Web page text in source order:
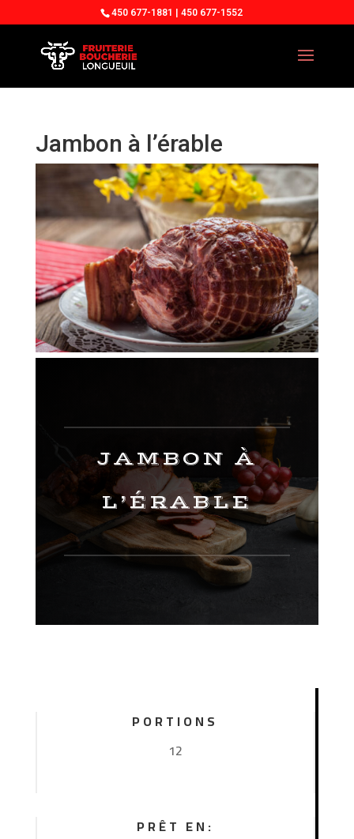
450 677-1881 | 450 677-1552
Jambon à l’érable
JAMBON À
L’ÉRABLE
PORTIONS
12
PRÊT EN: